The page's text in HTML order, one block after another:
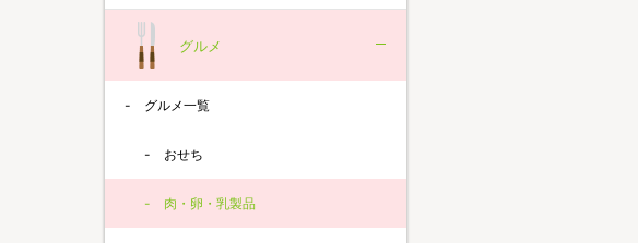
グルメ
グルメ一覧
おせち
肉・卵・乳製品